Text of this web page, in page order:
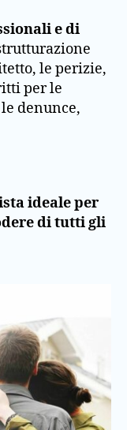
e di
le perizie,
per le
denunce,
ideale per
di tutti gli